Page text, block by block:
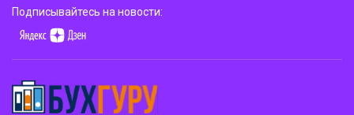
Подписывайтесь на новости: